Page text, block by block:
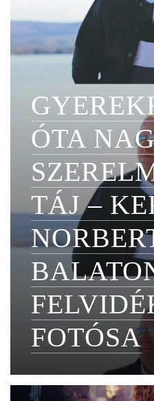
ÓTA
TÁJ –
FOTÓSA